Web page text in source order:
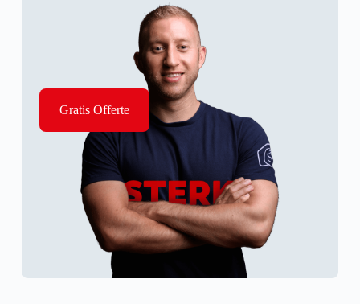
Gratis Offerte